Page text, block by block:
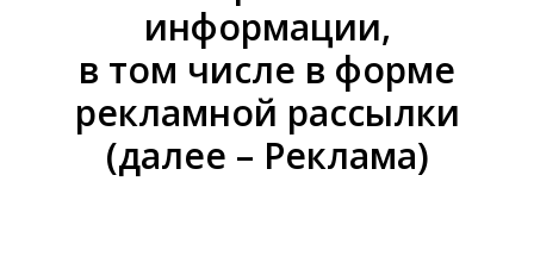
информации,
в том числе в форме
рекламной рассылки
(далее – Реклама)